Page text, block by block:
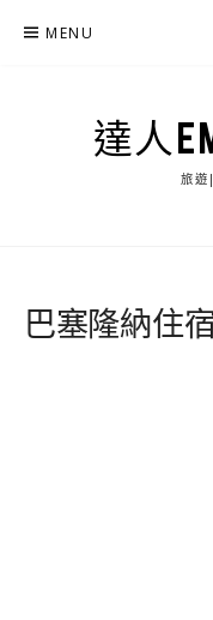
MENU
達人
旅
巴塞隆納住